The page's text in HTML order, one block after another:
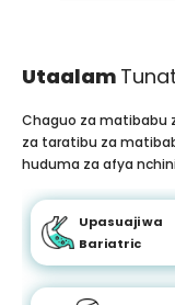
Utaalam
Chaguo za matibabu
za taratibu za
huduma za afya
Upasuaji wa
Bariatric